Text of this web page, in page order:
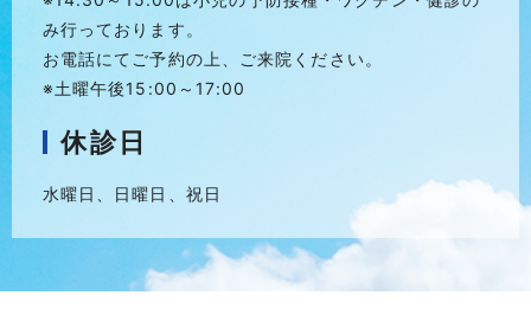
み行っております。
お電話にてご予約の上、ご来院ください。
※土曜午後15:00～17:00
休診日
水曜日、日曜日、祝日